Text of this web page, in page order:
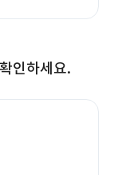
인하세요.